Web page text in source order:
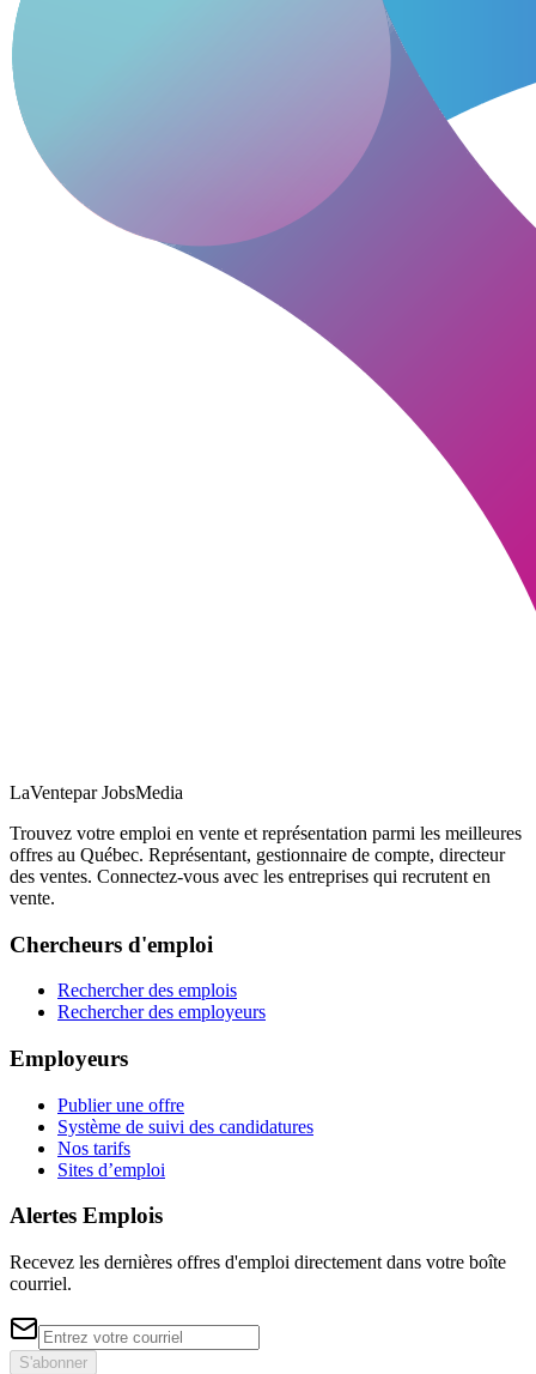
LaVentepar JobsMedia
Trouvez votre emploi en vente et représentation parmi les meilleures
offres au Québec. Représentant, gestionnaire de compte, directeur
des ventes. Connectez-vous avec les entreprises qui recrutent en
vente.
Chercheurs d'emploi
Rechercher des emplois
Rechercher des employeurs
Employeurs
Publier une offre
Système de suivi des candidatures
Nos tarifs
Sites d’emploi
Alertes Emplois
Recevez les dernières offres d'emploi directement dans votre boîte
courriel.
S'abonner